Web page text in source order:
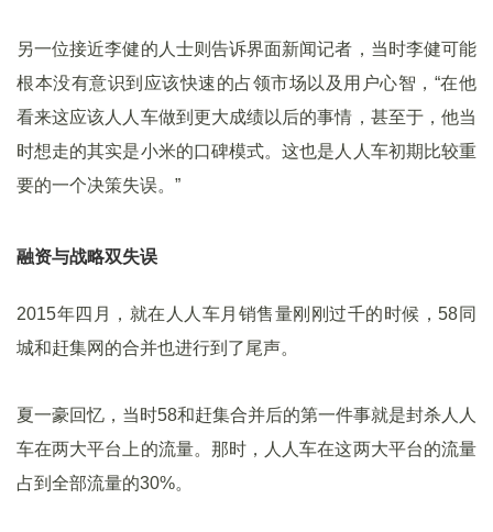
另一位接近李健的人士则告诉界面新闻记者，当时李健可能
根本没有意识到应该快速的占领市场以及用户心智，“在他
看来这应该人人车做到更大成绩以后的事情，甚至于，他当
时想走的其实是小米的口碑模式。这也是人人车初期比较重
要的一个决策失误。”
融资与战略双失误
2015年四月，就在人人车月销售量刚刚过千的时候，58同
城和赶集网的合并也进行到了尾声。
夏一豪回忆，当时58和赶集合并后的第一件事就是封杀人人
车在两大平台上的流量。那时，人人车在这两大平台的流量
占到全部流量的30%。